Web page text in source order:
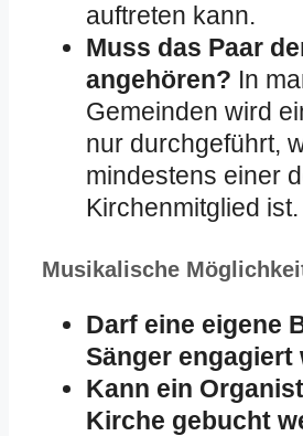
auftreten kann.
Muss das Paar
angehören? In
Gemeinden wird
nur durchgeführt,
mindestens einer
Kirchenmitglied ist.
Musikalische
Darf eine eigene
Sänger engagiert
Kann ein
Kirche gebucht